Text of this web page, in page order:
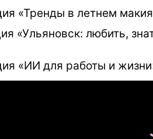
«Тренды в летнем
«Ульяновск: любить,
«ИИ для работы и